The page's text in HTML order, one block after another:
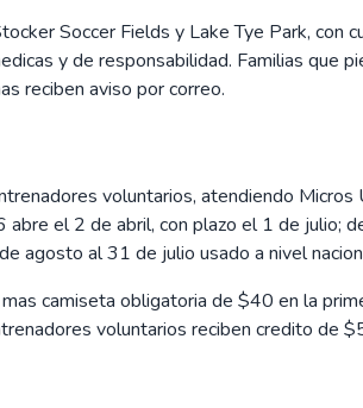
Soccer Fields y Lake Tye Park,
y de responsabilidad. Familias que
reciben aviso por correo.
voluntarios, atendiendo
el 2 de abril, con plazo el 1 de julio;
agosto al 31 de julio usado a nivel
camiseta obligatoria de $40 en la
voluntarios reciben credito de